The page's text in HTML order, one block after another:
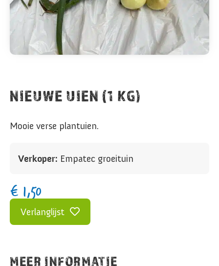
NIEUWE UIEN (1 KG)
Mooie verse plantuien.
Verkoper: Empatec groeituin
€ 1,50
Verlanglijst
MEER INFORMATIE